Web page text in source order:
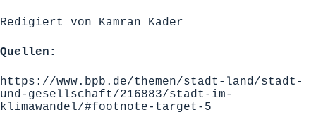
Redigiert von Kamran Kader
Quellen:
https://www.bpb.de/themen/stadt-land/stadt-
und-gesellschaft/216883/stadt-im-
klimawandel/#footnote-target-5